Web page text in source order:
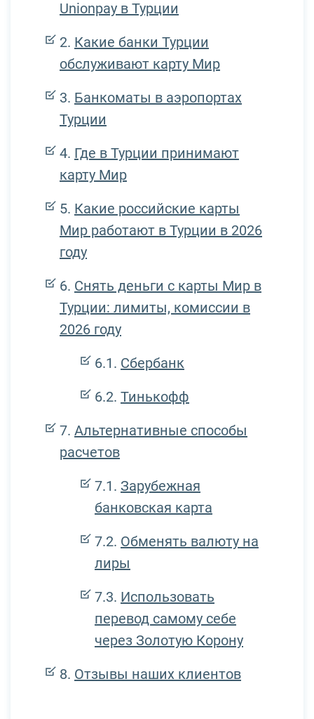
Unionpay в Турции
Какие банки Турции
обслуживают карту Мир
Банкоматы в аэропортах
Турции
Где в Турции принимают
карту Мир
Какие российские карты
Мир работают в Турции в 2026
году
Снять деньги с карты Мир в
Турции: лимиты, комиссии в
2026 году
Сбербанк
Тинькофф
Альтернативные способы
расчетов
Зарубежная
банковская карта
Обменять валюту на
лиры
Использовать
перевод самому себе
через Золотую Корону
Отзывы наших клиентов